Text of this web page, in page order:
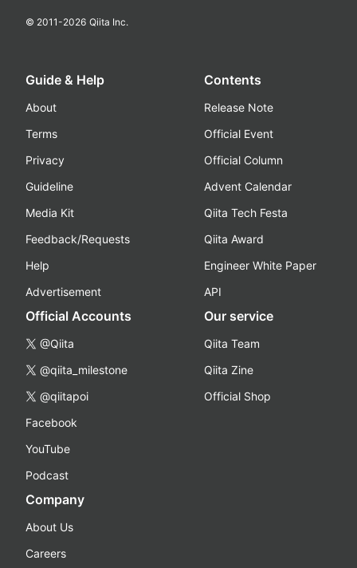
© 2011-2026 Qiita Inc.
Guide & Help
About
Terms
Privacy
Guideline
Media Kit
Feedback/Requests
Help
Advertisement
Contents
Release Note
Official Event
Official Column
Advent Calendar
Qiita Tech Festa
Qiita Award
Engineer White Paper
API
Official Accounts
@Qiita
@qiita_milestone
@qiitapoi
Facebook
YouTube
Podcast
Our service
Qiita Team
Qiita Zine
Official Shop
Company
About Us
Careers